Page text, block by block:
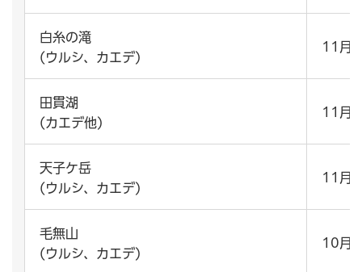
白糸の滝
(ウルシ、カエデ)
11月
田貫湖
(カエデ他)
11月
天子ケ岳
(ウルシ、カエデ)
11月
毛無山
(ウルシ、カエデ)
10月